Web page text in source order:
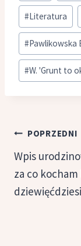
#Literatura
#Pawlikowska
#W. 'Grunt to
wpisu
POPRZEDNI
Wpis
za co kocham